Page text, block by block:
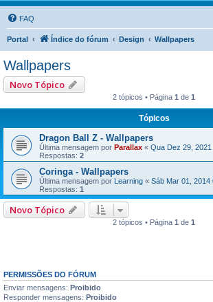
FAQ
Portal Índice do fórum Design Wallpapers
Wallpapers
Novo Tópico
2 tópicos • Página 1 de 1
Tópicos
Dragon Ball Z - Wallpapers
Última mensagem por Parallax « Qua Dez 29, 2021
Respostas: 2
Coringa - Wallpapers
Última mensagem por Learning « Sáb Mar 01, 2014
Respostas: 1
Novo Tópico
2 tópicos • Página 1 de 1
PERMISSÕES DO FÓRUM
Enviar mensagens: Proibido
Responder mensagens: Proibido